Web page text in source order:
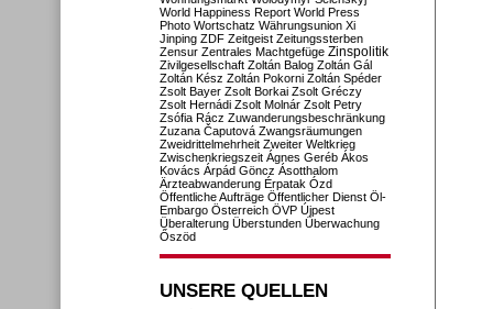
World Happiness Report World Press
Photo Wortschatz Währungsunion Xi
Jinping ZDF Zeitgeist Zeitungssterben
Zensur Zentrales Machtgefüge Zinspolitik
Zivilgesellschaft Zoltán Balog Zoltán Gál
Zoltán Kész Zoltán Pokorni Zoltán Spéder
Zsolt Bayer Zsolt Borkai Zsolt Gréczy
Zsolt Hernádi Zsolt Molnár Zsolt Petry
Zsófia Rácz Zuwanderungsbeschränkung
Zuzana Čaputová Zwangsräumungen
Zweidrittelmehrheit Zweiter Weltkrieg
Zwischenkriegszeit Ágnes Geréb Ákos
Kovács Árpád Göncz Ásotthalom
Ärzteabwanderung Érpatak Ózd
Öffentliche Aufträge Öffentlicher Dienst Öl-
Embargo Österreich ÖVP Újpest
Überalterung Überstunden Überwachung
Őszöd
UNSERE QUELLEN